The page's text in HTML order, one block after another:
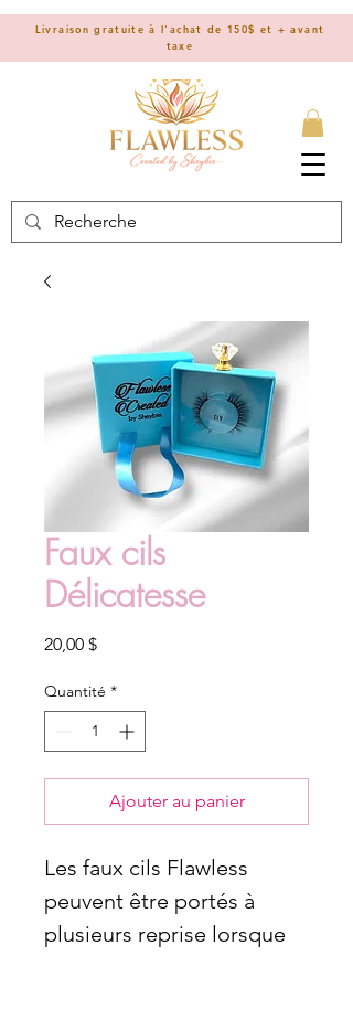
Livraison gratuite à l'achat de 150$ et + avant
taxe
Faux cils
Délicatesse
20,00 $Prix
Quantité *
Ajouter au panier
Les faux cils Flawless
peuvent être portés à
plusieurs reprise lorsque